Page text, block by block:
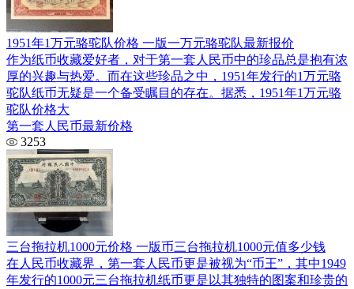
1951年1万元骆驼队价格 一版一万元骆驼队最新报价
作为纸币收藏爱好者，对于第一套人民币中的珍品总是抱有浓
厚的兴趣与热爱。而在这些珍品之中，1951年发行的1万元骆
驼队纸币无疑是一个备受瞩目的存在。据悉，1951年1万元骆
驼队价格大
第一套人民币最新价格
3253
三台拖拉机1000元价格 一版币三台拖拉机1000元值多少钱
在人民币收藏界，第一套人民币更是被视为“币王”，其中1949
年发行的1000元三台拖拉机纸币更是以其独特的图案和珍贵的